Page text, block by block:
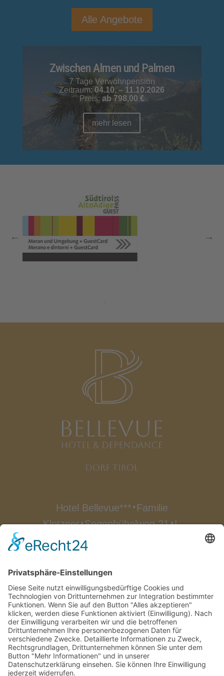
Alle Angebote
Zwischen Almen und Palmen
7 Tage Verwöhnpension
Zeitraum:04.10. – 11.10.2026
Preis: ab 798,00 €
mehr lesen
Hotel Bellevue*** ∎ Familie
Klotzner ∎ Segenbühelweg 21 ∎ I-
39019 Dorf Tirol
hotel.com

Anfahrt